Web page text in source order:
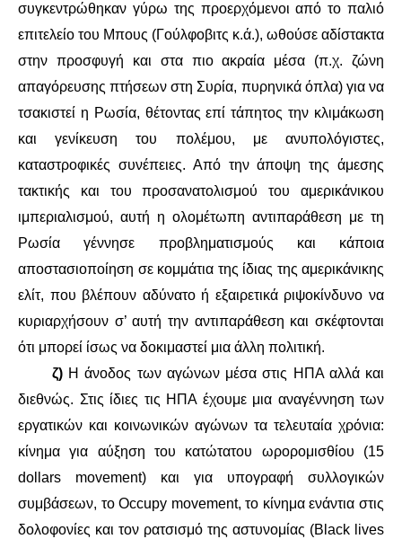
συγκεντρώθηκαν γύρω της προερχόμενοι από το παλιό
επιτελείο του Μπους (Γούλφοβιτς κ.ά.), ωθούσε αδίστακτα
στην προσφυγή και στα πιο ακραία μέσα (π.χ. ζώνη
απαγόρευσης πτήσεων στη Συρία, πυρηνικά όπλα) για να
τσακιστεί η Ρωσία, θέτοντας επί τάπητος την κλιμάκωση
και γενίκευση του πολέμου, με ανυπολόγιστες,
καταστροφικές συνέπειες. Από την άποψη της άμεσης
τακτικής και του προσανατολισμού του αμερικάνικου
ιμπεριαλισμού, αυτή η ολομέτωπη αντιπαράθεση με τη
Ρωσία γέννησε προβληματισμούς και κάποια
αποστασιοποίηση σε κομμάτια της ίδιας της αμερικάνικης
ελίτ, που βλέπουν αδύνατο ή εξαιρετικά ριψοκίνδυνο να
κυριαρχήσουν σ’ αυτή την αντιπαράθεση και σκέφτονται
ότι μπορεί ίσως να δοκιμαστεί μια άλλη πολιτική.
ζ)Η άνοδος των αγώνων μέσα στις ΗΠΑ αλλά και
διεθνώς. Στις ίδιες τις ΗΠΑ έχουμε μια αναγέννηση των
εργατικών και κοινωνικών αγώνων τα τελευταία χρόνια:
κίνημα για αύξηση του κατώτατου ωρορομισθίου (15
dollars movement) και για υπογραφή συλλογικών
συμβάσεων, το Occupy movement, το κίνημα ενάντια στις
δολοφονίες και τον ρατσισμό της αστυνομίας (Black lives